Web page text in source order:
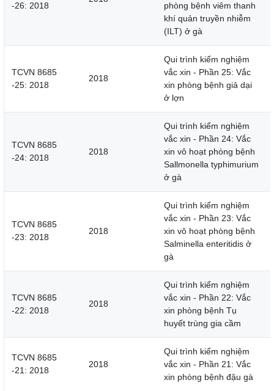
-26: 2018
phòng bệnh viêm thanh
khí quản truyền nhiễm
(ILT) ở gà
TCVN 8685
-25: 2018
2018
Qui trình kiểm nghiệm
vắc xin - Phần 25: Vắc
xin phòng bệnh giả dại
ở lợn
TCVN 8685
-24: 2018
2018
Qui trình kiểm nghiệm
vắc xin - Phần 24: Vắc
xin vô hoạt phòng bệnh
Sallmonella typhimurium
ở gà
TCVN 8685
-23: 2018
2018
Qui trình kiểm nghiệm
vắc xin - Phần 23: Vắc
xin vô hoạt phòng bệnh
Salminella enteritidis ở
gà
TCVN 8685
-22: 2018
2018
Qui trình kiểm nghiệm
vắc xin - Phần 22: Vắc
xin phòng bệnh Tụ
huyết trùng gia cầm
TCVN 8685
-21: 2018
2018
Qui trình kiểm nghiệm
vắc xin - Phần 21: Vắc
xin phòng bệnh đậu gà